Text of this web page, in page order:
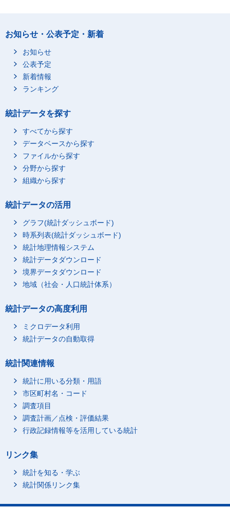
お知らせ・公表予定・新着
お知らせ
公表予定
新着情報
ランキング
統計データを探す
すべてから探す
データベースから探す
ファイルから探す
分野から探す
組織から探す
統計データの活用
グラフ(統計ダッシュボード)
時系列表(統計ダッシュボード)
統計地理情報システム
統計データダウンロード
境界データダウンロード
地域（社会・人口統計体系）
統計データの高度利用
ミクロデータ利用
統計データの自動取得
統計関連情報
統計に用いる分類・用語
市区町村名・コード
調査項目
調査計画／点検・評価結果
行政記録情報等を活用している統計
リンク集
統計を知る・学ぶ
統計関係リンク集